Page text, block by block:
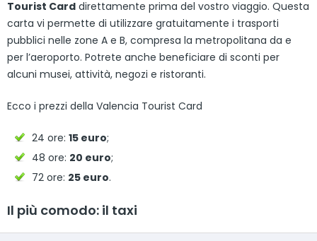
Tourist Card direttamente prima del vostro viaggio. Questa
carta vi permette di utilizzare gratuitamente i trasporti
pubblici nelle zone A e B, compresa la metropolitana da e
per l’aeroporto. Potrete anche beneficiare di sconti per
alcuni musei, attività, negozi e ristoranti.
Ecco i prezzi della Valencia Tourist Card
24 ore: 15 euro;
48 ore: 20 euro;
72 ore: 25 euro.
Il più comodo: il taxi